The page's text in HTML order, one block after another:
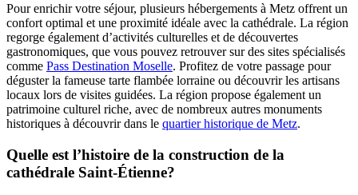
Pour enrichir votre séjour, plusieurs hébergements à Metz offrent un
confort optimal et une proximité idéale avec la cathédrale. La région
regorge également d’activités culturelles et de découvertes
gastronomiques, que vous pouvez retrouver sur des sites spécialisés
comme Pass Destination Moselle. Profitez de votre passage pour
déguster la fameuse tarte flambée lorraine ou découvrir les artisans
locaux lors de visites guidées. La région propose également un
patrimoine culturel riche, avec de nombreux autres monuments
historiques à découvrir dans le quartier historique de Metz.
Quelle est l’histoire de la construction de la
cathédrale Saint-Étienne?